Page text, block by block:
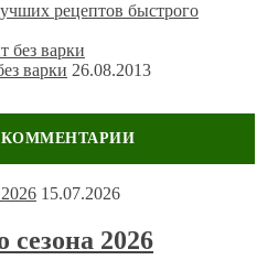
рецептов быстрого
варки 26.08.2013
Обязательные поля
15.07.2026
2026